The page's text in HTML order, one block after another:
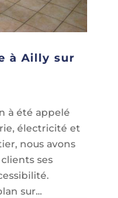
à Ailly sur
à été appelé
électricité et
nous avons
ses
sur...